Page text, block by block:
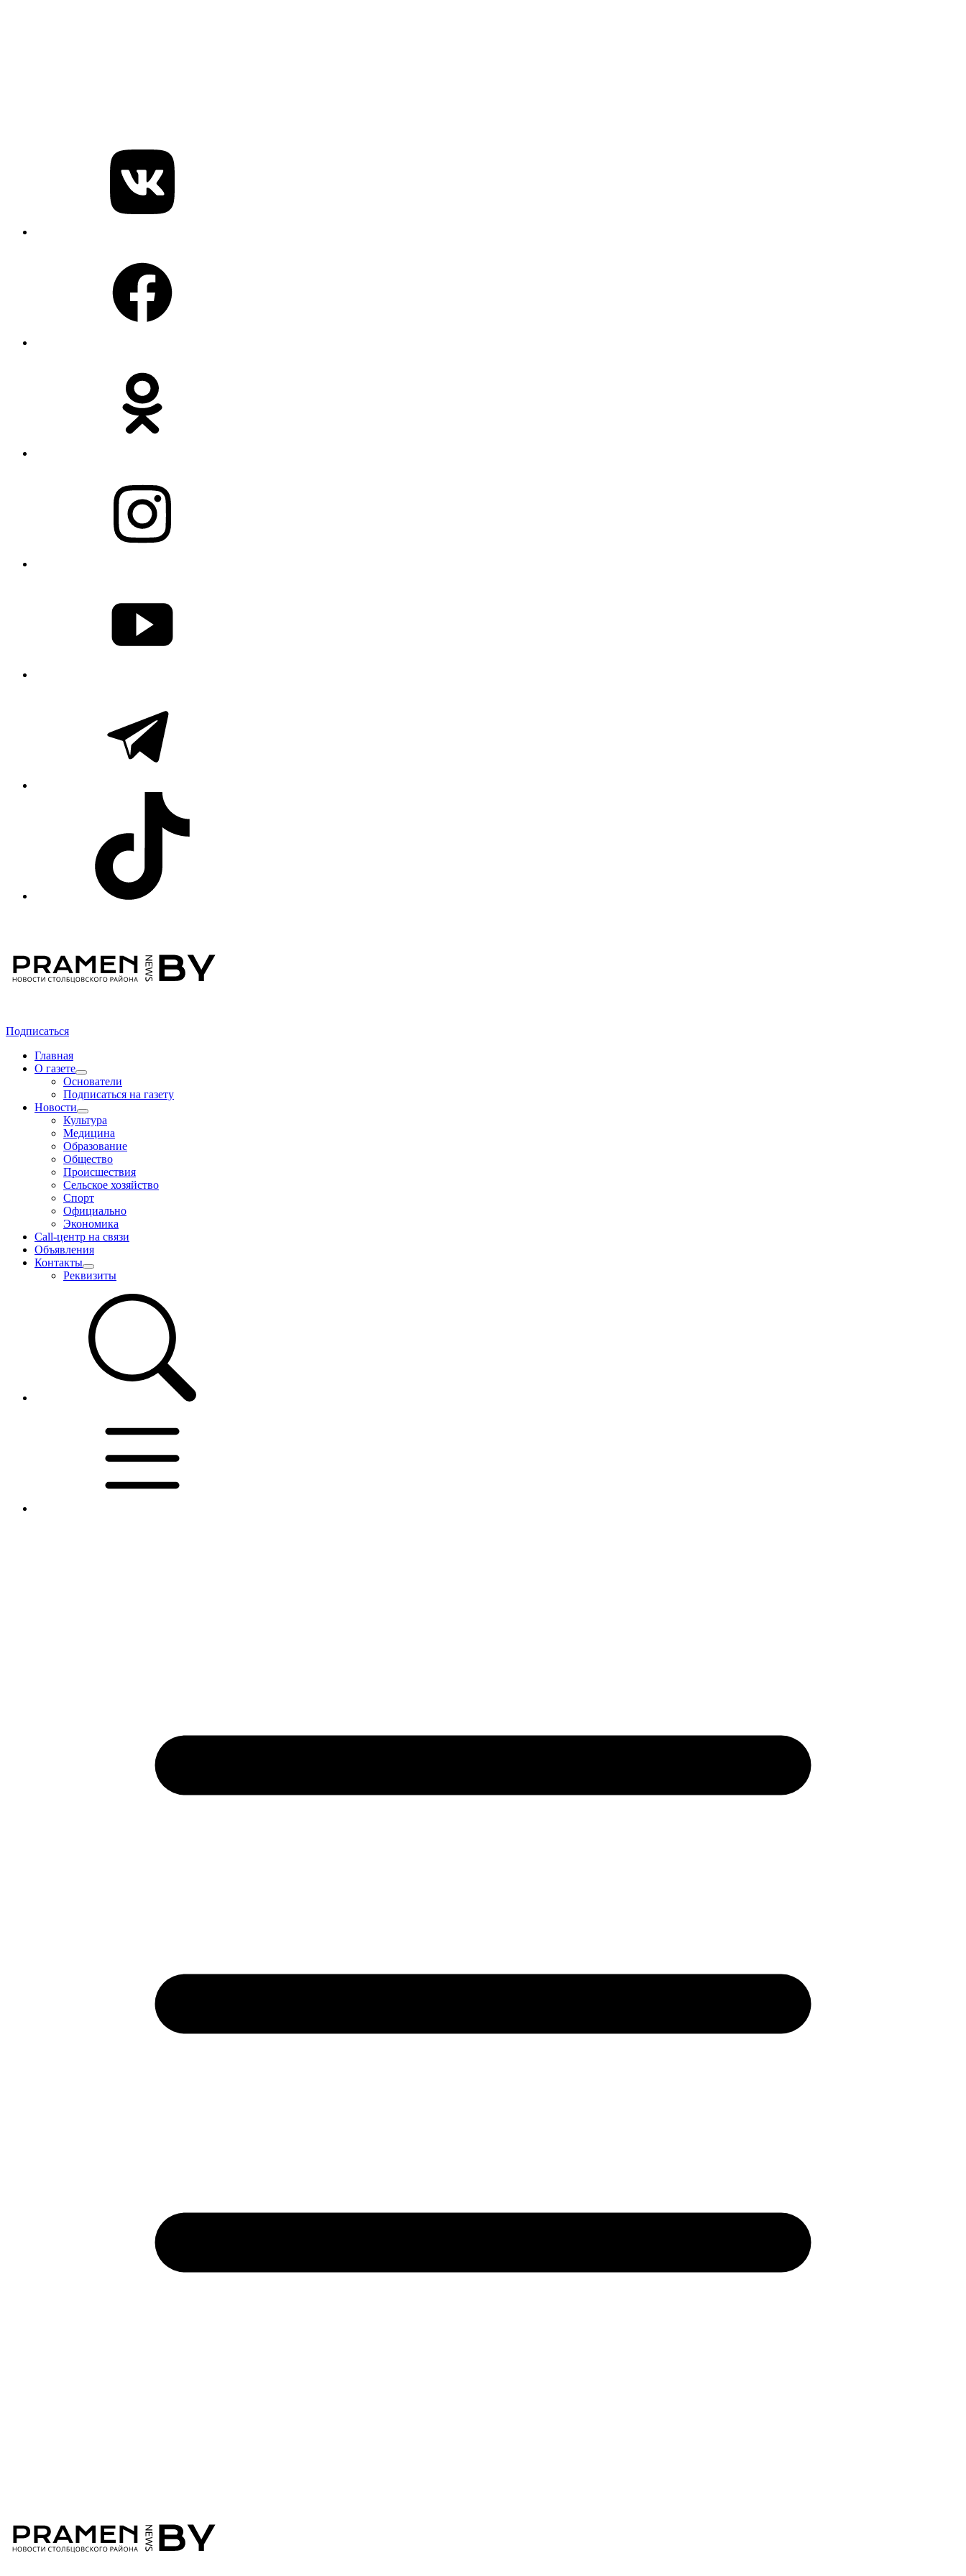
Подписаться
Главная
О газете
Основатели
Подписаться на газету
Новости
Культура
Медицина
Образование
Общество
Происшествия
Сельское хозяйство
Спорт
Официально
Экономика
Call-центр на связи
Объявления
Контакты
Реквизиты